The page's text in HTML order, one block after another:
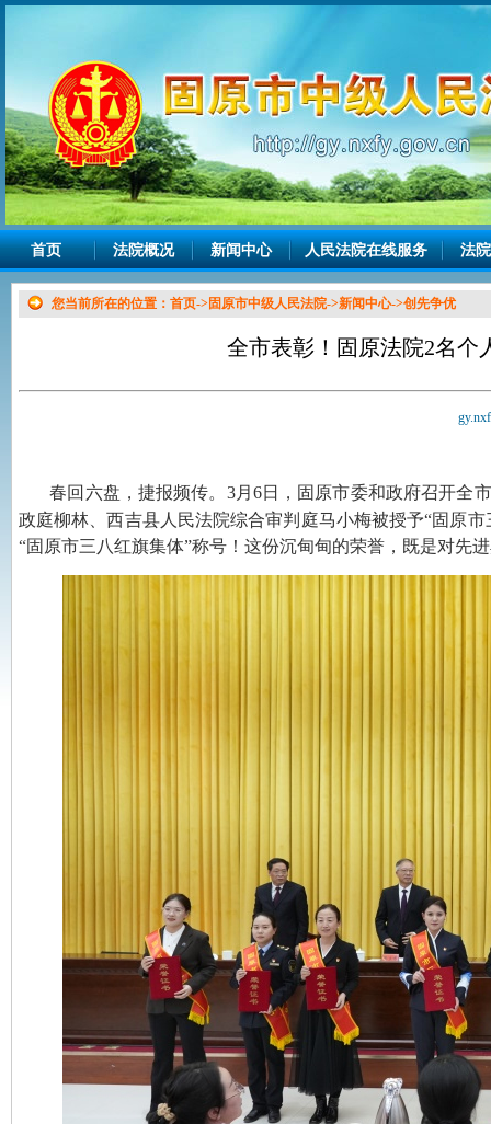
首页 法院概况 新闻中心 人民法院在线服务 法
您当前所在的位置： 首页->固原市中级人民法院->新闻中心->创先争优
全市表彰！固原法院2名个
春回六盘，捷报频传。3月6日，固原市委和政府召开全
政庭柳林、西吉县人民法院综合审判庭马小梅被授予“固原
“固原市三八红旗集体”称号！这份沉甸甸的荣誉，既是对先